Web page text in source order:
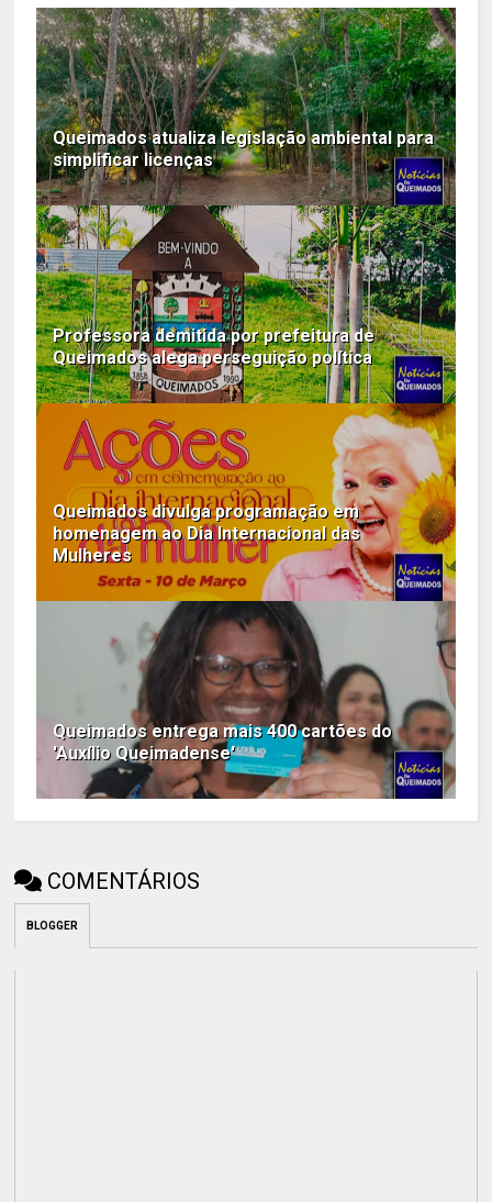
Queimados atualiza legislação ambiental para
simplificar licenças
Professora demitida por prefeitura de
Queimados alega perseguição política
Queimados divulga programação em
homenagem ao Dia Internacional das
Mulheres
Queimados entrega mais 400 cartões do
'Auxílio Queimadense'
COMENTÁRIOS
BLOGGER